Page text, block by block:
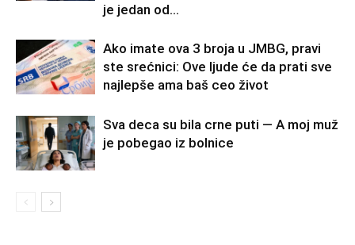
je jedan od...
Ako imate ova 3 broja u JMBG, pravi
ste srećnici: Ove ljude će da prati sve
najlepše ama baš ceo život
Sva deca su bila crne puti — A moj muž
je pobegao iz bolnice